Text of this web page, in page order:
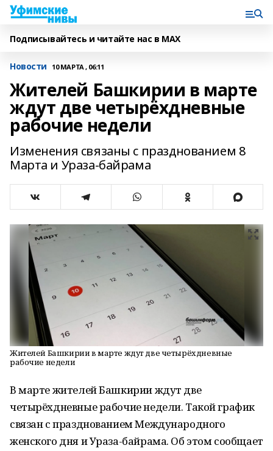
Подписывайтесь и читайте нас в MAX
Новости 10 МАРТА , 06:11
Жителей Башкирии в марте
ждут две четырёхдневные
рабочие недели
Изменения связаны с празднованием 8
Марта и Ураза-байрама
Жителей Башкирии в марте ждут две четырёхдневные
рабочие недели
В марте жителей Башкирии ждут две
четырёхдневные рабочие недели. Такой график
связан с празднованием Международного
женского дня и Ураза-байрама. Об этом сообщает